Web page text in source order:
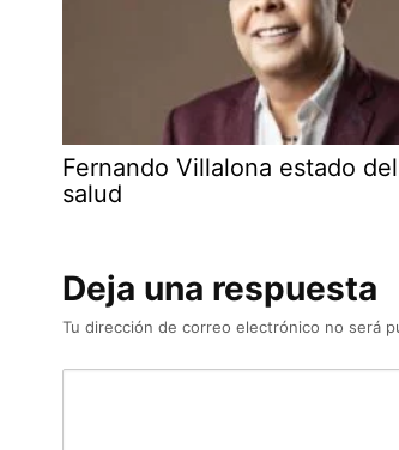
Fernando Villalona estado
salud
Deja una respuesta
Tu dirección de correo electrónico no será